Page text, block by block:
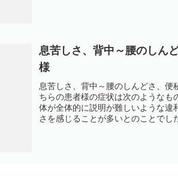
息苦しさ、背中～腰のしん
様
息苦しさ、背中～腰のしんどさ、便
ちらの患者様の症状は次のようなも
体が全体的に説明が難しいような違
さを感じることが多いとのことでし